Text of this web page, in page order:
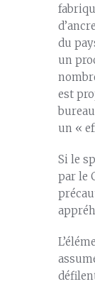
du
un
est
un «
Si le
par le